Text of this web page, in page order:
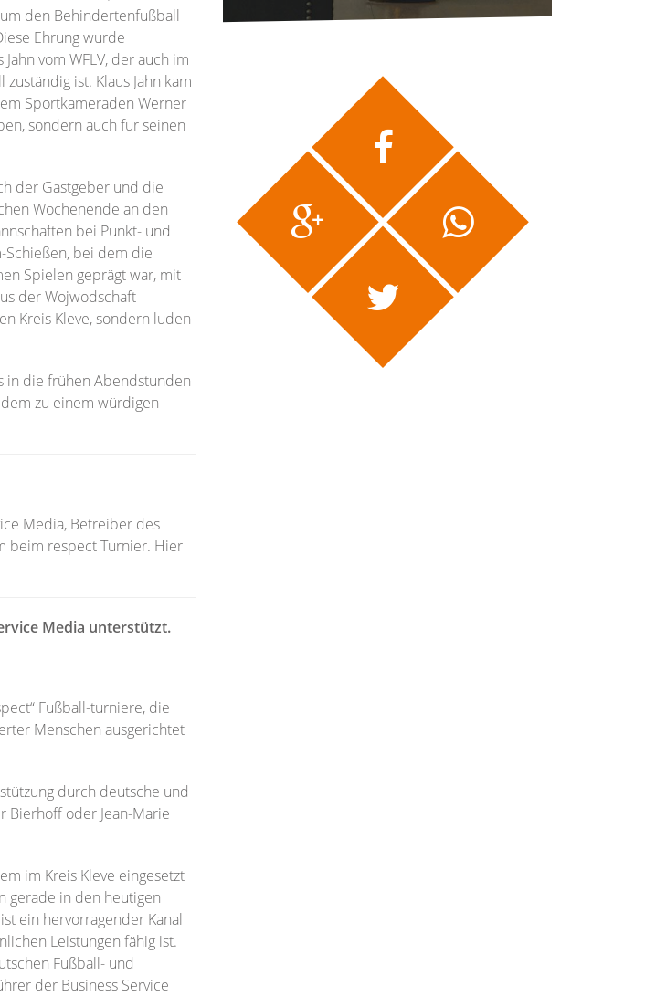
den Behindertenfußball
Ehrung wurde
vom WFLV, der auch im
ist. Klaus Jahn kam
Sportkameraden Werner
sondern auch für seinen
der Gastgeber und die
Wochenende an den
bei Punkt- und
Schießen, bei dem die
Spielen geprägt war, mit
der Wojwodschaft
Kreis Kleve, sondern luden
in die frühen Abendstunden
zu einem würdigen
Media, Betreiber des
beim respect Turnier. Hier
Media unterstützt.
Fußball-turniere, die
Menschen ausgerichtet
durch deutsche und
Bierhoff oder Jean-Marie
im Kreis Kleve eingesetzt
gerade in den heutigen
ein hervorragender Kanal
Leistungen fähig ist.
Fußball- und
der Business Service